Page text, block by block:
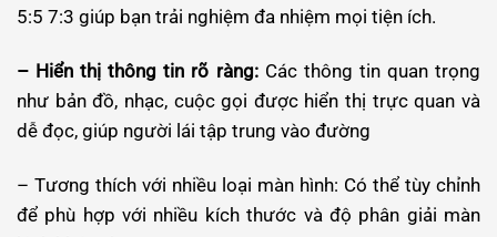
5:5 7:3 giúp bạn trải nghiệm đa nhiệm mọi tiện ích.
– Hiển thị thông tin rõ ràng:Các thông tin quan trọng
như bản đồ, nhạc, cuộc gọi được hiển thị trực quan và
dễ đọc, giúp người lái tập trung vào đường
– Tương thích với nhiều loại màn hình: Có thể tùy chỉnh
để phù hợp với nhiều kích thước và độ phân giải màn